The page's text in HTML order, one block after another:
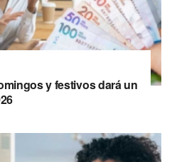
y festivos dará un